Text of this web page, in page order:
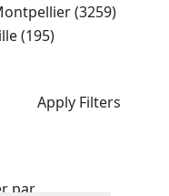
(3259)
(195)
Apply Filters
par